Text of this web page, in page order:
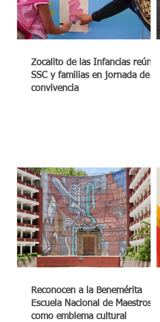
Zocalito de las Infancias reúne a
SSC y familias en jornada de
convivencia
Reconocen a la Benemérita
Escuela Nacional de Maestros
como emblema cultural